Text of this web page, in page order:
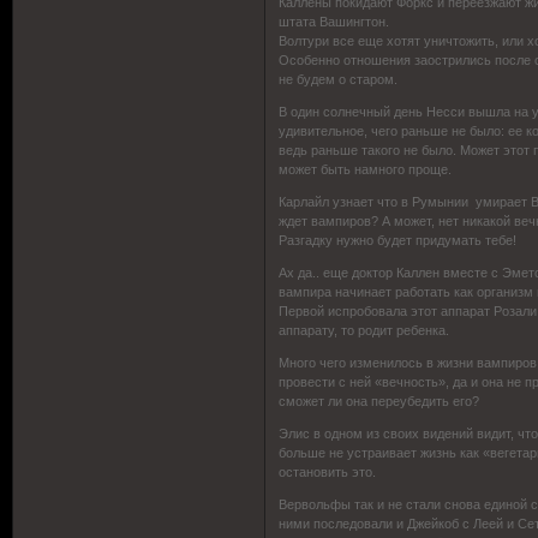
штата Вашингтон.
Волтури все еще хотят уничтожить, или
Особенно отношения заострились
не будем о старом.
В один солнечный день Несси вышла на
удивительное, чего раньше не было: ее
ведь раньше такого не было. Может этот
может быть намного проще.
Карлайл узнает что в Румынии умирает
ждет вампиров? А может, нет никакой
Разгадку нужно будет придумать тебе!
Ах да.. еще доктор Каллен вместе с
вампира начинает работать как
Первой испробовала этот аппарат
аппарату, то родит ребенка.
Много чего изменилось в жизни
провести с ней «вечность», да и она не
сможет ли она переубедить его?
Элис в одном из своих видений видит,
больше не устраивает жизнь как
остановить это.
Вервольфы так и не стали снова единой
ними последовали и Джейкоб с Леей и